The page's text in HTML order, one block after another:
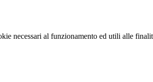
necessari al funzionamento ed utili alle